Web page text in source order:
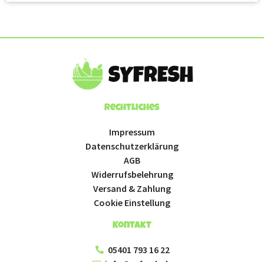
Rechtliches
Impressum
Datenschutzerklärung
AGB
Widerrufsbelehrung
Versand & Zahlung
Cookie Einstellung
Kontakt
05401 793 16 22